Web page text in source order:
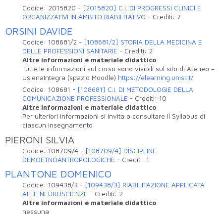
Codice: 2015820 - [2015820] C.I. DI PROGRESSI CLINICI E
ORGANIZZATIVI IN AMBITO RIABILITATIVO - Crediti: 7
ORSINI DAVIDE
Codice: 108681/2 - [108681/2] STORIA DELLA MEDICINA E
DELLE PROFESSIONI SANITARIE - Crediti: 2
Altre informazioni e materiale didattico
Tutte le informazioni sul corso sono visibili sul sito di Ateneo –
UsienaIntegra (spazio Moodle) https://elearning.unisi.it/
Codice: 108681 - [108681] C.I. DI METODOLOGIE DELLA
COMUNICAZIONE PROFESSIONALE - Crediti: 10
Altre informazioni e materiale didattico
Per ulteriori informazioni si invita a consultare il Syllabus di
ciascun insegnamento
PIERONI SILVIA
Codice: 108709/4 - [108709/4] DISCIPLINE
DEMOETNOANTROPOLOGICHE - Crediti: 1
PLANTONE DOMENICO
Codice: 109438/3 - [109438/3] RIABILITAZIONE APPLICATA
ALLE NEUROSCIENZE - Crediti: 2
Altre informazioni e materiale didattico
nessuna